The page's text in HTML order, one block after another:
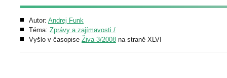
Autor: Andrej Funk
Téma: Zprávy a zajímavosti /
Vyšlo v časopise Živa 3/2008 na straně XLVI